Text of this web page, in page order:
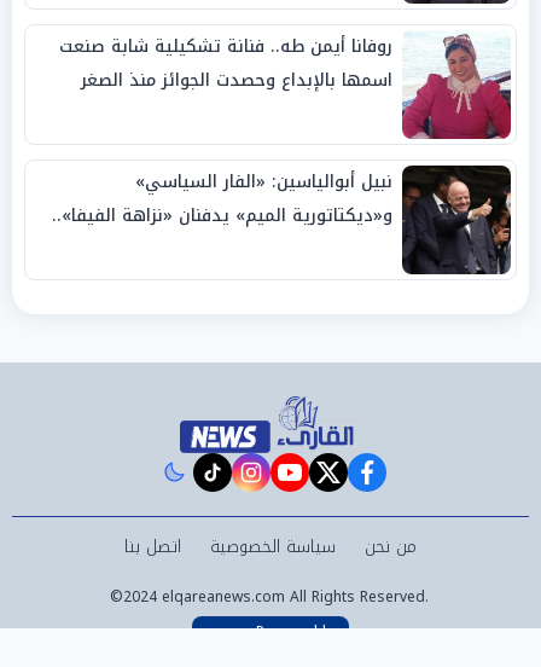
روفانا أيمن طه.. فنانة تشكيلية شابة صنعت
اسمها بالإبداع وحصدت الجوائز منذ الصغر
نبيل أبوالياسين: «الفار السياسي»
و«ديكتاتورية الميم» يدفنان «نزاهة الفيفا»..
facebook
twitter
youtube
instagram
tiktok
من نحن سياسة الخصوصية اتصل بنا
©2024 elqareanews.com All Rights Reserved.
Powered by